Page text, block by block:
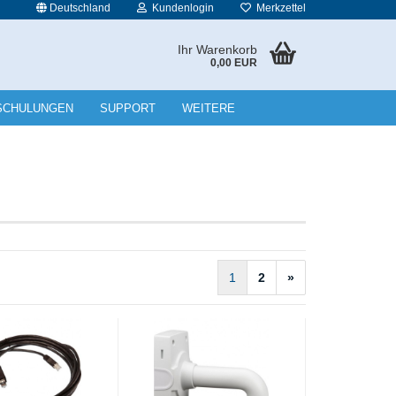
Deutschland Kundenlogin Merkzettel
Ihr Warenkorb
0,00 EUR
SUPPORT WEITERE
1 2 »